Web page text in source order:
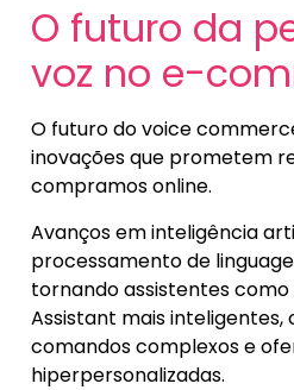
O futuro da
voz no e-
O futuro do voice
inovações que prometem
compramos online.
Avanços em inteligência
processamento de
tornando assistentes como
Assistant mais
comandos complexos e
hiperpersonalizadas.